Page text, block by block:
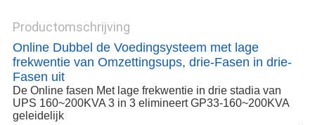
Productomschrijving
Online Dubbel de Voedingsysteem met lage
frekwentie van Omzettingsups, drie-Fasen in drie-
Fasen uit
De Online fasen Met lage frekwentie in drie stadia van
UPS 160~200KVA 3 in 3 elimineert GP33-160~200KVA
geleidelijk